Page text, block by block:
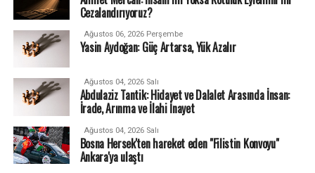
Cezalandırıyoruz?
Ağustos 06, 2026 Perşembe
Yasin Aydoğan: Güç Artarsa, Yük Azalır
Ağustos 04, 2026 Salı
Abdulaziz Tantik: Hidayet ve Dalalet Arasında İnsan:
İrade, Arınma ve İlahi İnayet
Ağustos 04, 2026 Salı
Bosna Hersek'ten hareket eden "Filistin Konvoyu"
Ankara'ya ulaştı